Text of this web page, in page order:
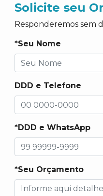
Solicite seu
Responderemos sem
*Seu Nome
DDD e Telefone
*DDD e WhatsApp
*Seu Orçamento